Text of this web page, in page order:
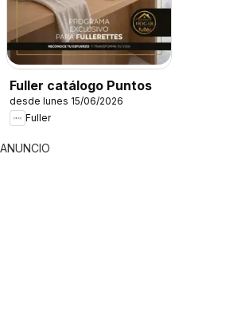
Fuller catálogo Puntos
desde lunes 15/06/2026
Fuller
ANUNCIO